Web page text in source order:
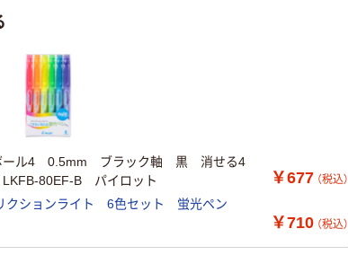
ール4 0.5mm ブラック軸 黒 消せる4
80EF-B パイロット
￥677 （税込）
クションライト 6色セット 蛍光ペン
￥710 （税込）